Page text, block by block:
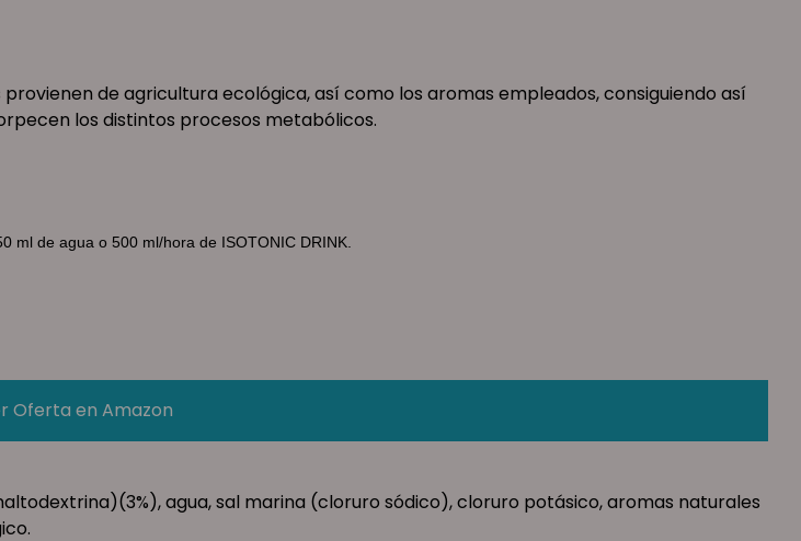
de agricultura ecológica, así como los aromas empleados, consiguiendo así
los distintos procesos metabólicos.
ml de agua o 500 ml/hora de ISOTONIC DRINK.
Oferta en Amazon
agua, sal marina (cloruro sódico), cloruro potásico, aromas naturales